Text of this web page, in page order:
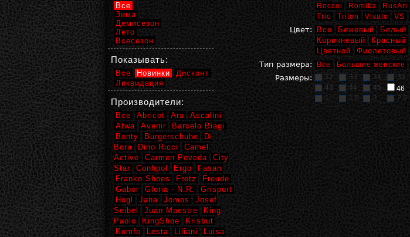
Roccol
Romika RusAri
Trio
Triton Vivalo VS
Цвет: Все Бежевый Белый
Коричневый
Красный
Цветной
Фиолетовый
Тип размера:
Все Большие женские
Размеры: 32 33 34 35
43
44 45 46
1
1,5 2 2,5
Все
Зима
Демисезон
Лето
Всесезон
Показывать:
Все Новинки
Дисконт
Ликвидация
Производители:
Все Abricot Ara
Ascalini
Atwa
Avenir
Barcelo Biagi
Bonty
Burgerschuhe
Di
Bora
Dino Ricci
Camel
Active
Carmen Poveda
City
Star
Conhpol Ergo
Fasan
Franko Shoes
Fretz
Freude
Gabor
Gloria - N.R.
Grisport
Hogl
Jana Jomos
Josef
Seibel
Juan Maestre
King
Paolo
KingShoe
Krisbut
Kumfo
Lesta Liliani
Luisa